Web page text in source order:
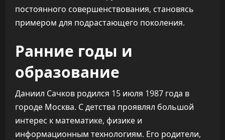
постоянного совершенствования, становясь
примером для подрастающего поколения.
Ранние годы и
образование
Даниил Сачков родился 15 июля 1987 года в
городе Москва. С детства проявлял большой
интерес к математике, физике и
информационным технологиям. Его родители,